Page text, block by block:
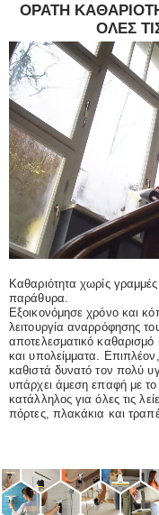
ΟΡΑΤΗ
ΟΛΕΣ
Καθαριότητα χωρίς
παράθυρα.
Εξοικονόμησε χρόνο και
λειτουργία αναρρόφησης
αποτελεσματικό
και υπολείμματα.
καθιστά δυνατό τον πολύ
υπάρχει άμεση επαφή με το
κατάλληλος για όλες τις
πόρτες, πλακάκια και